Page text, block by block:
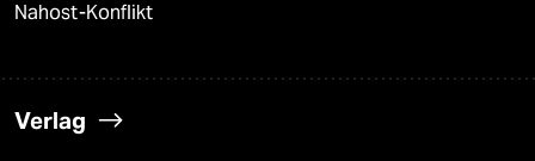
Nahost-Konflikt
Verlag